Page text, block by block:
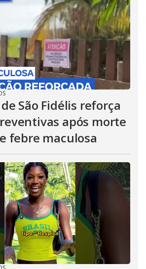
São Fidélis reforça
após morte
febre maculosa